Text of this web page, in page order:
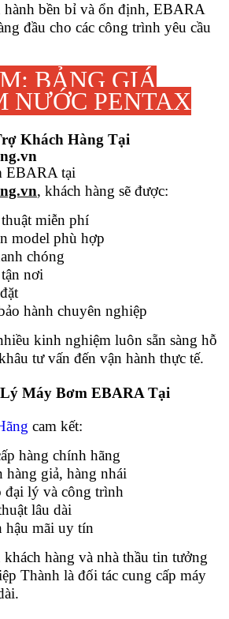
hành bền bỉ và ổn định, EBARA
đầu cho các công trình yêu cầu
BẢNG GIÁ
NƯỚC PENTAX
Khách Hàng Tại
EBARA tại
, khách hàng sẽ được:
miễn phí
model phù hợp
chóng
nơi
hành chuyên nghiệp
kinh nghiệm luôn sẵn sàng hỗ
tư vấn đến vận hành thực tế.
Máy Bơm EBARA Tại
cam kết:
hàng chính hãng
hàng giả, hàng nhái
đại lý và công trình
lâu dài
hậu mãi uy tín
hàng và nhà thầu tin tưởng
Thành là đối tác cung cấp máy